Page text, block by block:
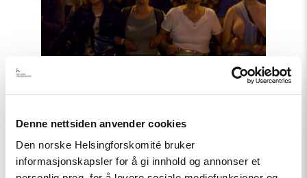
Denne nettsiden anvender cookies
Den norske Helsingforskomité bruker
informasjonskapsler for å gi innhold og annonser et
Utviklingspolitikken må ta
på
alvor"